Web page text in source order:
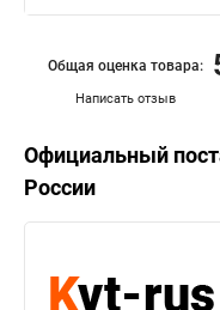
Написать отзыв
Общая оценка товара:
Официальный
России